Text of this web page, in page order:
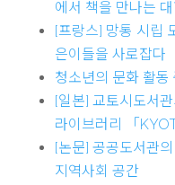
에서 책을 만나는
[프랑스] 망통 시립
은이들을 사로잡다
청소년의 문화 활
[일본] 교토시도서
라이브러리 「
[논문] 공공도서관
지역사회 공간